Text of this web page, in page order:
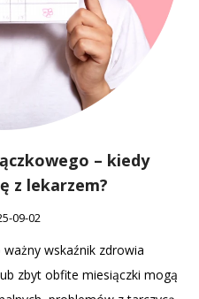
– kiedy
z lekarzem?
09-02
wskaźnik zdrowia
zbyt obfite miesiączki mogą